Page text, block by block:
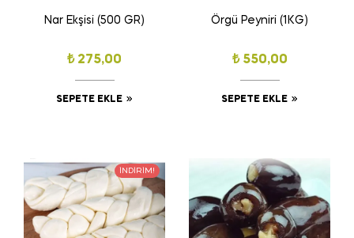
Nar Ekşisi (500 GR)
₺275,00
SEPETE EKLE
Örgü Peyniri (1KG)
₺550,00
SEPETE EKLE
İNDIRIM!